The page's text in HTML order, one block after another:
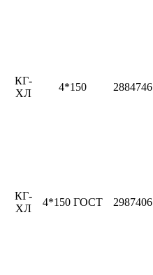
КГ-
ХЛ
4*150 2884746
КГ-
ХЛ
4*150 ГОСТ 2987406